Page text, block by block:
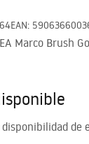
EAN:
Marco Brush
de